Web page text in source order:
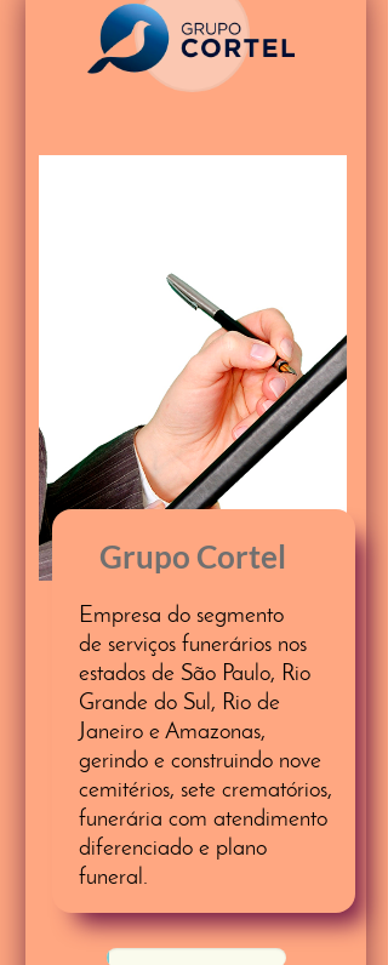
Empresa do segmento
de serviços funerários nos
estados de São Paulo, Rio
Grande do Sul, Rio de
Janeiro e Amazonas,
gerindo e construindo nove
cemitérios, sete crematórios,
funerária com atendimento
diferenciado e plano
funeral.
Grupo Cortel